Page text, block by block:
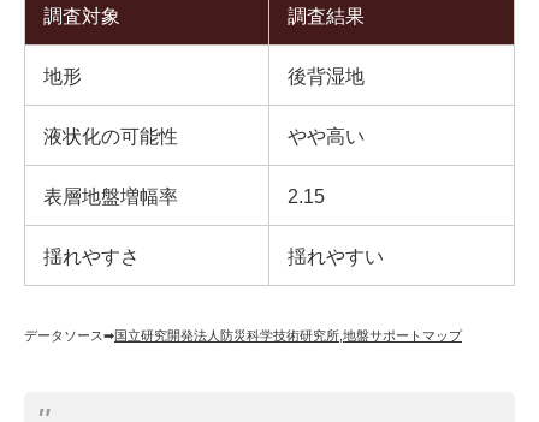
調査対象 調査結果
地形 後背湿地
液状化の可能性 やや高い
表層地盤増幅率 2.15
揺れやすさ 揺れやすい
データソース➡︎国立研究開発法人防災科学技術研究所 地盤サポートマップ